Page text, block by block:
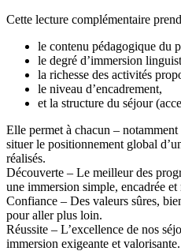
Cette lecture complémentaire
le contenu pédagogique du
le degré d’immersion
la richesse des activités
le niveau d’encadrement,
et la structure du séjour
Elle permet à chacun –
situer le positionnement global
réalisés.
Découverte – Le meilleur des
une immersion simple, encadrée et
Confiance – Des valeurs sûres,
pour aller plus loin.
Réussite – L’excellence de nos
immersion exigeante et valorisante.